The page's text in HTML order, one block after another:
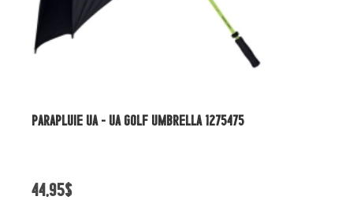
SERVIETTE UNDER ARMOUR CLUB
34,95$